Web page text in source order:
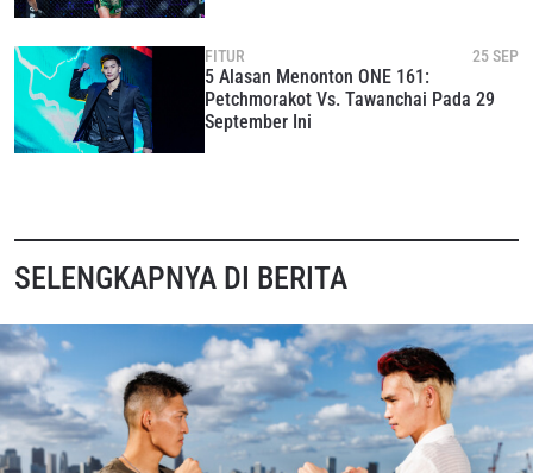
FITUR 25 SEP
5 Alasan Menonton ONE 161:
Petchmorakot Vs. Tawanchai Pada 29
September Ini
SELENGKAPNYA DI BERITA